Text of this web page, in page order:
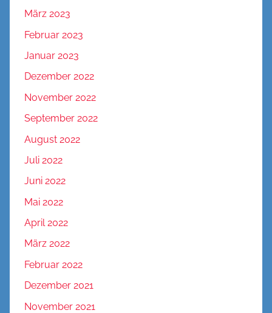
März 2023
Februar 2023
Januar 2023
Dezember 2022
November 2022
September 2022
August 2022
Juli 2022
Juni 2022
Mai 2022
April 2022
März 2022
Februar 2022
Dezember 2021
November 2021